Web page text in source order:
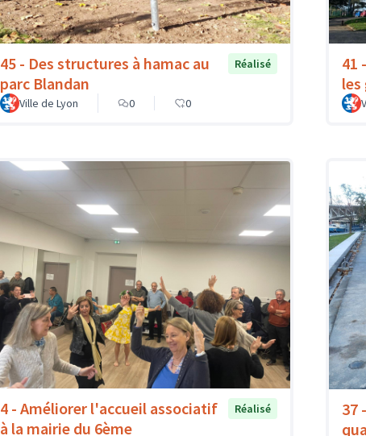
45 - Des structures à hamac au
parc Blandan
Réalisé
Ville de Lyon 0 0
41
les
4 - Améliorer l'accueil associatif
à la mairie du 6ème
Réalisé
37